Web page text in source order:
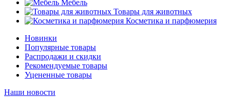
Мебель
Товары для животных
Косметика и парфюмерия
Новинки
Популярные товары
Распродажи и скидки
Рекомендуемые товары
Уцененные товары
Наши новости